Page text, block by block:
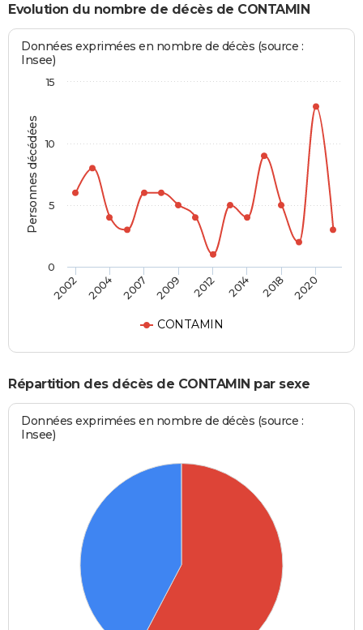
Evolution du nombre de décès de CONTAMIN
Personnes décédées
Données exprimées en nombre de décès (source :
Insee)
CONTAMIN
2002 2004 2007 2009 2012 2014 2018 2020
0
5
10
15
Répartition des décès de CONTAMIN par sexe
Données exprimées en nombre de décès (source :
Insee)